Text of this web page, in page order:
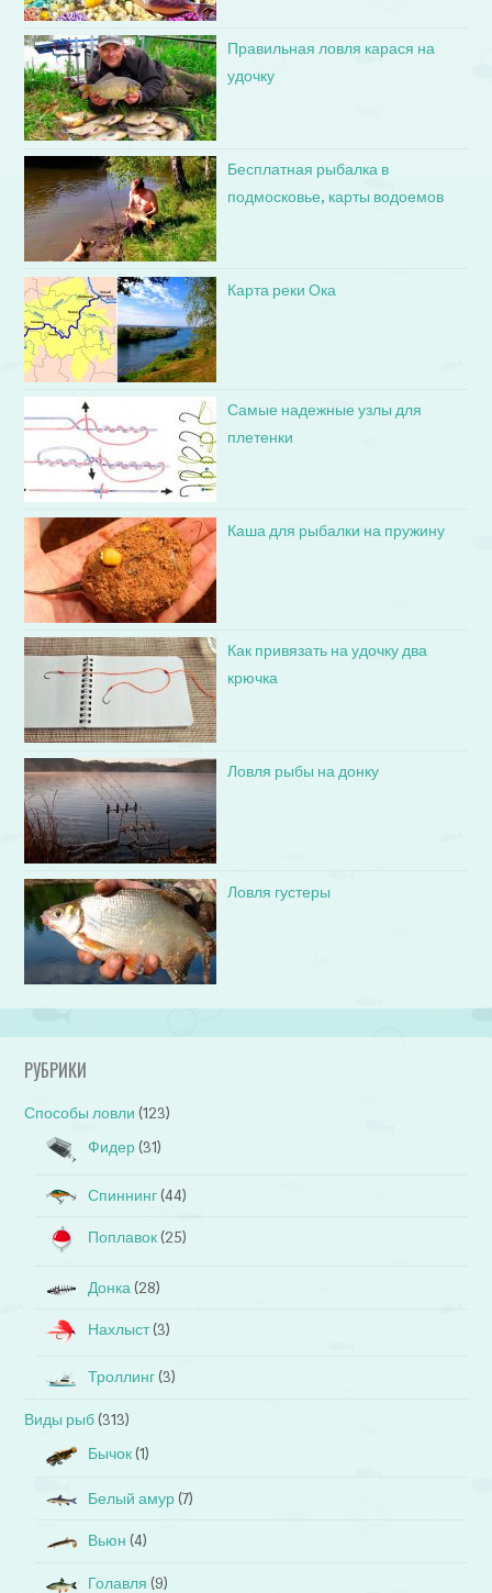
Правильная ловля карася на
удочку
Бесплатная рыбалка в
подмосковье, карты водоемов
Карта реки Ока
Самые надежные узлы для
плетенки
Каша для рыбалки на пружину
Как привязать на удочку два
крючка
Ловля рыбы на донку
Ловля густеры
РУБРИКИ
Способы ловли (123)
Фидер (31)
Спиннинг (44)
Поплавок (25)
Донка (28)
Нахлыст(3)
Троллинг (3)
Виды рыб (313)
Бычок (1)
Белый амур (7)
Вьюн (4)
Голавля (9)